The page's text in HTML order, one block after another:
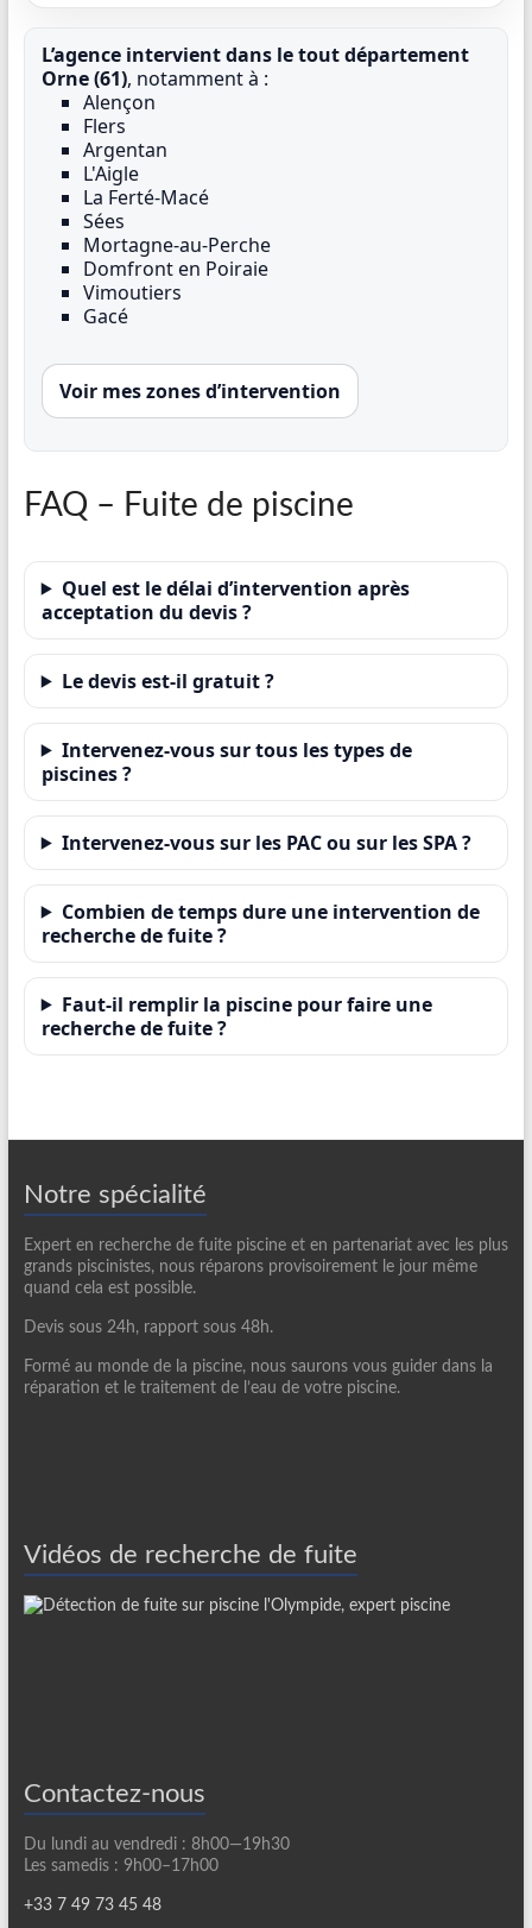
L’agence intervient dans le tout département
Orne (61), notamment à :
Alençon
Flers
Argentan
L'Aigle
La Ferté-Macé
Sées
Mortagne-au-Perche
Domfront en Poiraie
Vimoutiers
Gacé
Voir mes zones d’intervention
FAQ – Fuite de piscine
Quel est le délai d’intervention après
acceptation du devis ?
Le devis est-il gratuit ?
Intervenez-vous sur tous les types de
piscines ?
Intervenez-vous sur les PAC ou sur les SPA ?
Combien de temps dure une intervention de
recherche de fuite ?
Faut-il remplir la piscine pour faire une
recherche de fuite ?
Notre spécialité
Expert en recherche de fuite piscine et en partenariat avec les plus
grands piscinistes, nous réparons provisoirement le jour même
quand cela est possible.
Devis sous 24h, rapport sous 48h.
Formé au monde de la piscine, nous saurons vous guider dans la
réparation et le traitement de l’eau de votre piscine.
Vidéos de recherche de fuite
Contactez-nous
Du lundi au vendredi : 8h00—19h30
Les samedis : 9h00–17h00
+33 7 49 73 45 48